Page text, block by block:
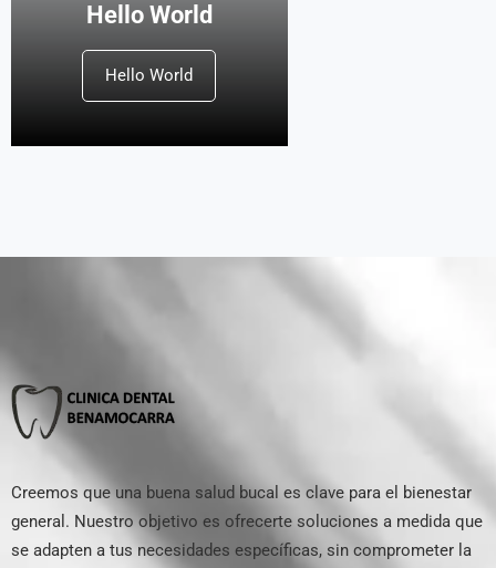
Hello World
Hello World
Creemos que una buena salud bucal es clave para el bienestar
general. Nuestro objetivo es ofrecerte soluciones a medida que
se adapten a tus necesidades específicas, sin comprometer la